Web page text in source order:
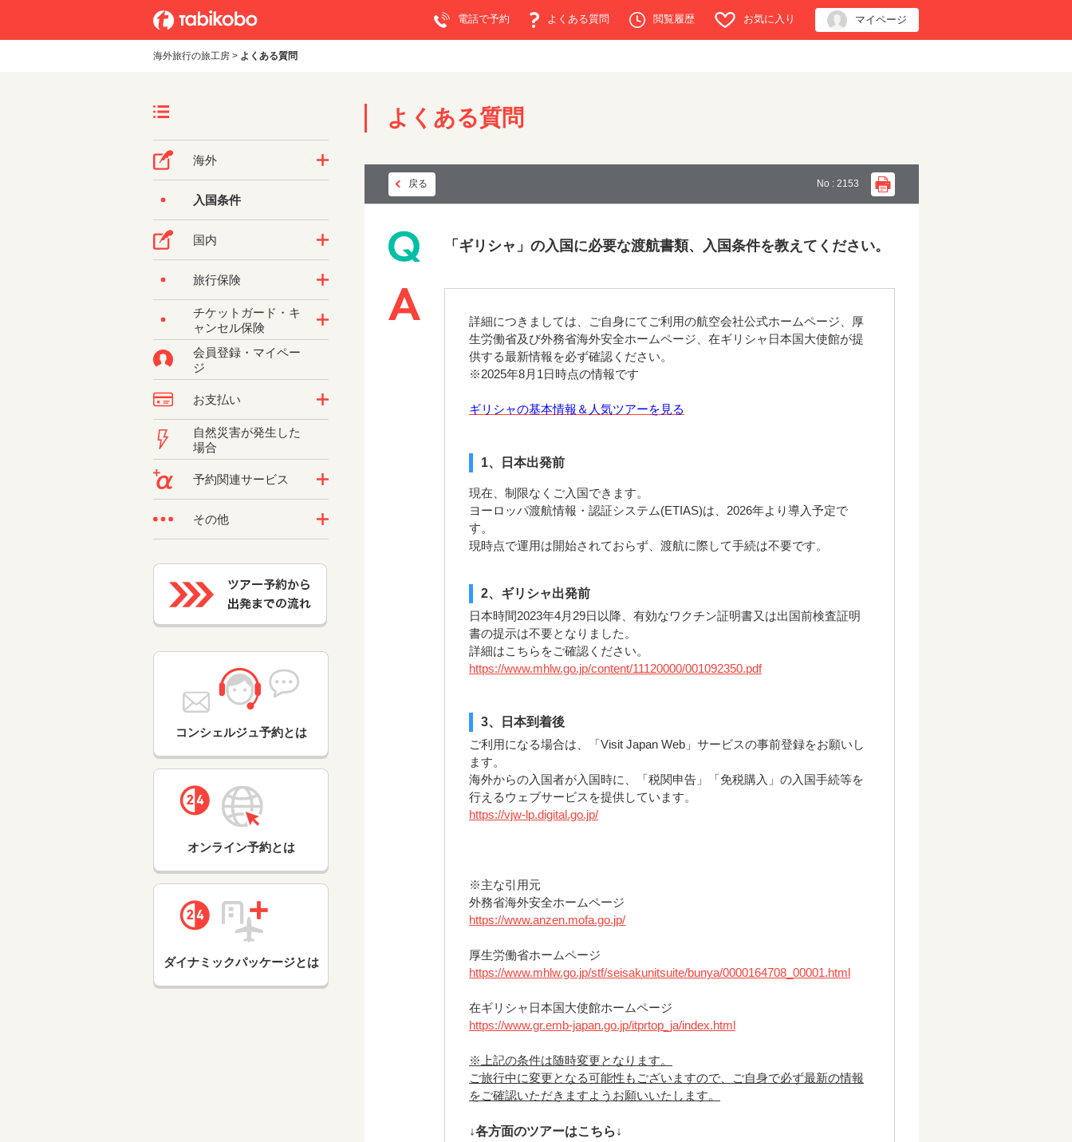
電話で予約 よくある質問 閲覧履歴 お気に入り マイページ
海外旅行の旅工房 > よくある質問
海外
入国条件
国内
旅行保険
チケットガード・キ
ャンセル保険
会員登録・マイペー
ジ
お支払い
自然災害が発生した
場合
予約関連サービス
その他
コンシェルジュ予約とは
オンライン予約とは
ダイナミックパッケージとは
よくある質問
戻る No : 2153
「ギリシャ」の入国に必要な渡航書類、入国条件を教えてください。
詳細につきましては、ご自身にてご利用の航空会社公式ホームページ、厚
生労働省及び外務省海外安全ホームページ、在ギリシャ日本国大使館が提
供する最新情報を必ず確認ください。
※2025年8月1日時点の情報です
ギリシャの基本情報＆人気ツアーを見る
1、日本出発前
現在、制限なくご入国できます。
ヨーロッパ渡航情報・認証システム(ETIAS)は、2026年より導入予定で
す。
現時点で運用は開始されておらず、渡航に際して手続は不要です。
2、ギリシャ出発前
日本時間2023年4月29日以降、有効なワクチン証明書又は出国前検査証明
書の提示は不要となりました。
詳細はこちらをご確認ください。
https://www.mhlw.go.jp/content/11120000/001092350.pdf
3、日本到着後
ご利用になる場合は、「Visit Japan Web」サービスの事前登録をお願いし
ます。
海外からの入国者が入国時に、「税関申告」「免税購入」の入国手続等を
行えるウェブサービスを提供しています。
https://vjw-lp.digital.go.jp/
※主な引用元
外務省海外安全ホームページ
https://www.anzen.mofa.go.jp/
厚生労働省ホームページ
https://www.mhlw.go.jp/stf/seisakunitsuite/bunya/0000164708_00001.html
在ギリシャ日本国大使館ホームページ
https://www.gr.emb-japan.go.jp/itprtop_ja/index.html
※上記の条件は随時変更となります。
ご旅行中に変更となる可能性もございますので、ご自身で必ず最新の情報
をご確認いただきますようお願いいたします。
↓各方面のツアーはこちら↓